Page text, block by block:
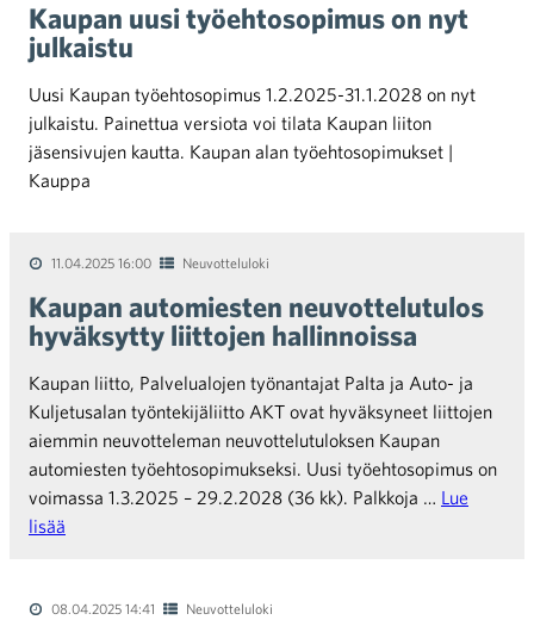
Kaupan uusi työehtosopimus on nyt
julkaistu
Uusi Kaupan työehtosopimus 1.2.2025-31.1.2028 on nyt
julkaistu. Painettua versiota voi tilata Kaupan liiton
jäsensivujen kautta. Kaupan alan työehtosopimukset |
Kauppa
11.04.2025 16:00 Neuvotteluloki
Kaupan automiesten neuvottelutulos
hyväksytty liittojen hallinnoissa
Kaupan liitto, Palvelualojen työnantajat Palta ja Auto- ja
Kuljetusalan työntekijäliitto AKT ovat hyväksyneet liittojen
aiemmin neuvotteleman neuvottelutuloksen Kaupan
automiesten työehtosopimukseksi. Uusi työehtosopimus on
voimassa 1.3.2025 – 29.2.2028 (36 kk). Palkkoja … Lue
lisää
08.04.2025 14:41 Neuvotteluloki